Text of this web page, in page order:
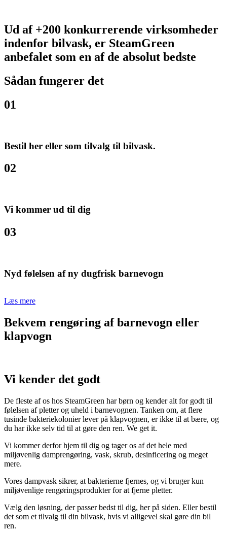
Ud af +200 konkurrerende virksomheder
indenfor bilvask, er SteamGreen
anbefalet som en af de absolut bedste
Sådan fungerer det
01
Bestil her eller som tilvalg til bilvask.
02
Vi kommer ud til dig
03
Nyd følelsen af ny dugfrisk barnevogn
Læs mere
Bekvem rengøring af barnevogn eller
klapvogn
Vi kender det godt
De fleste af os hos SteamGreen har børn og kender alt for godt til
følelsen af pletter og uheld i barnevognen. Tanken om, at flere
tusinde bakteriekolonier lever på klapvognen, er ikke til at bære, og
du har ikke selv tid til at gøre den ren. We get it.
Vi kommer derfor hjem til dig og tager os af det hele med
miljøvenlig damprengøring, vask, skrub, desinficering og meget
mere.
Vores dampvask sikrer, at bakterierne fjernes, og vi bruger kun
miljøvenlige rengøringsprodukter for at fjerne pletter.
Vælg den løsning, der passer bedst til dig, her på siden. Eller bestil
det som et tilvalg til din bilvask, hvis vi alligevel skal gøre din bil
ren.